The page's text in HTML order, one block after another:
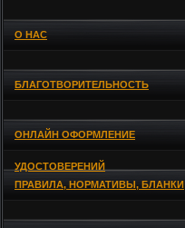
О НАС
БЛАГОТВОРИТЕЛЬНОСТЬ
ОНЛАЙН ОФОРМЛЕНИЕ
УДОСТОВЕРЕНИЙ
ПРАВИЛА, НОРМАТИВЫ, БЛАНКИ